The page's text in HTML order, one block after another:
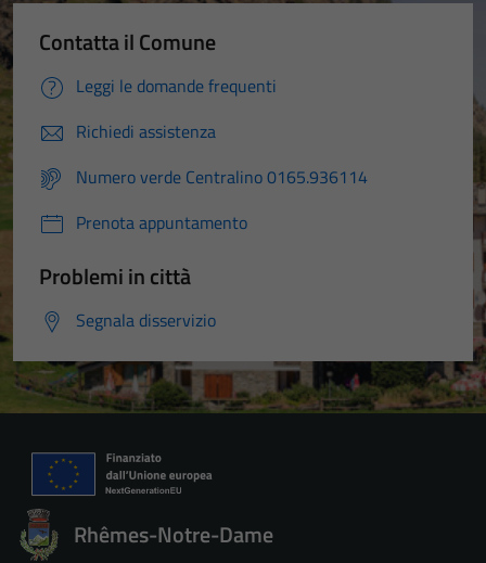
Contatta il Comune
Leggi le domande frequenti
Richiedi assistenza
Numero verde Centralino 0165.936114
Prenota appuntamento
Problemi in città
Segnala disservizio
Rhêmes-Notre-Dame